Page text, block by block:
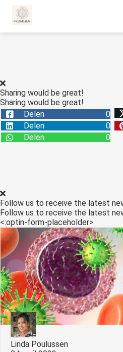
Sharing would be great!
Sharing would be great!
Delen
0
Delen
0
Delen
0
Follow us to receive the latest
Follow us to receive the latest
<:optin-form-placeholder>
Linda Poulussen
gebruikt
deze
kan de
niet
worden
om
te